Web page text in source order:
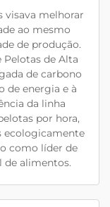
visava melhorar
ao mesmo
de produção.
Pelotas de Alta
de carbono
de energia e à
da linha
por hora,
ecologicamente
como líder de
de alimentos.